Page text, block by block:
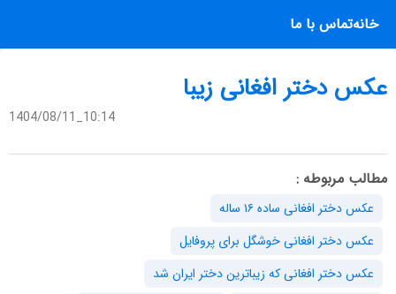
خانهتماس با ما
عکس دختر افغانی زیبا
1404/08/11_10:14
مطالب مربوطه :
عکس دختر افغانی ساده ۱۶ ساله
عکس دختر افغانی خوشگل برای پروفایل
عکس دختر افغانی که زیباترین دختر ایران شد